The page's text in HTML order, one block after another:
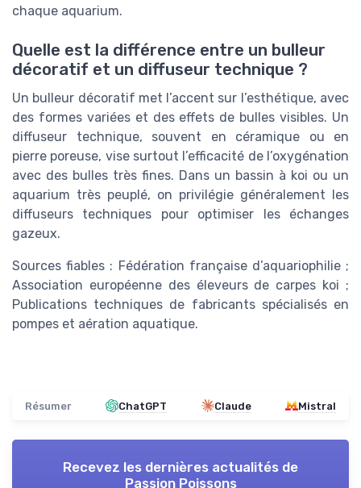
chaque aquarium.
Quelle est la différence entre un bulleur
décoratif et un diffuseur technique ?
Un bulleur décoratif met l’accent sur l’esthétique, avec
des formes variées et des effets de bulles visibles. Un
diffuseur technique, souvent en céramique ou en
pierre poreuse, vise surtout l’efficacité de l’oxygénation
avec des bulles très fines. Dans un bassin à koi ou un
aquarium très peuplé, on privilégie généralement les
diffuseurs techniques pour optimiser les échanges
gazeux.
Sources fiables : Fédération française d’aquariophilie ;
Association européenne des éleveurs de carpes koi ;
Publications techniques de fabricants spécialisés en
pompes et aération aquatique.
Résumer ChatGPT Claude Mistral
Recevez les dernières actualités de
Passion Poissons